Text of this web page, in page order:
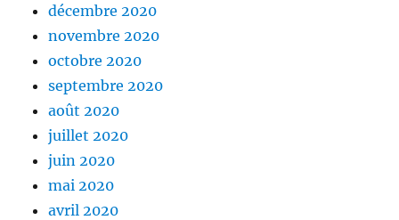
décembre 2020
novembre 2020
octobre 2020
septembre 2020
août 2020
juillet 2020
juin 2020
mai 2020
avril 2020